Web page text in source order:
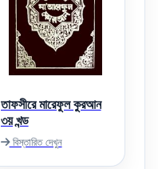
তাফসীরে মারেফুল কুরআন
৩য় খন্ড
বিস্তারিত দেখুন